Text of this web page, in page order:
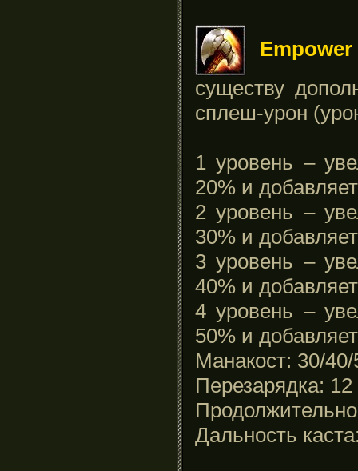
Empower
существу
сплеш-урон
1 уровень –
20% и
2 уровень –
30% и
3 уровень –
40% и
4 уровень –
50% и
Манакост: 30/
Перезарядка: 12
Дальность